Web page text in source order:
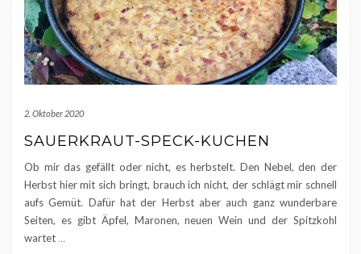
2. Oktober 2020
SAUERKRAUT-SPECK-KUCHEN
Ob mir das gefällt oder nicht, es herbstelt. Den Nebel, den der
Herbst hier mit sich bringt, brauch ich nicht, der schlägt mir schnell
aufs Gemüt. Dafür hat der Herbst aber auch ganz wunderbare
Seiten, es gibt Äpfel, Maronen, neuen Wein und der Spitzkohl
wartet …